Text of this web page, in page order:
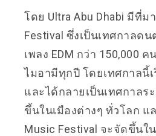
โดย Ultra Abu Dhabi มีที่ม
Festival ซึ่งเป็นเทศกาลด
เพลง EDM กว่า 150,000
ไมอามีทุกปี โดยเทศกาลนี้
และได้กลายเป็นเทศกาล
ขึ้นในเมืองต่างๆ ทั่วโลก แ
Music Festival จะจัดขึ้นใ